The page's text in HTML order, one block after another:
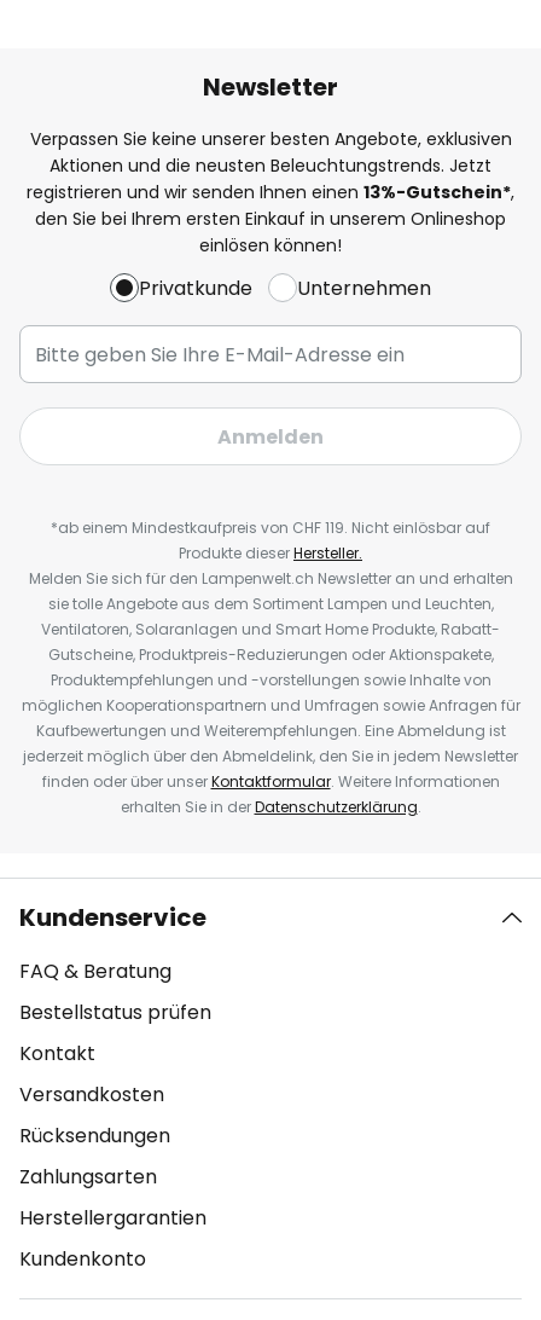
Newsletter
Verpassen Sie keine unserer besten Angebote, exklusiven
Aktionen und die neusten Beleuchtungstrends. Jetzt
registrieren und wir senden Ihnen einen 13%-Gutschein*,
den Sie bei Ihrem ersten Einkauf in unserem Onlineshop
einlösen können!
Privatkunde Unternehmen
Anmelden
*ab einem Mindestkaufpreis von CHF 119. Nicht einlösbar auf
Produkte dieserHersteller.
Melden Sie sich für den Lampenwelt.ch Newsletter an und erhalten
sie tolle Angebote aus dem Sortiment Lampen und Leuchten,
Ventilatoren, Solaranlagen und Smart Home Produkte, Rabatt-
Gutscheine, Produktpreis-Reduzierungen oder Aktionspakete,
Produktempfehlungen und -vorstellungen sowie Inhalte von
möglichen Kooperationspartnern und Umfragen sowie Anfragen für
Kaufbewertungen und Weiterempfehlungen. Eine Abmeldung ist
jederzeit möglich über den Abmeldelink, den Sie in jedem Newsletter
finden oder über unserKontaktformular. Weitere Informationen
erhalten Sie in derDatenschutzerklärung.
Kundenservice
FAQ & Beratung
Bestellstatus prüfen
Kontakt
Versandkosten
Rücksendungen
Zahlungsarten
Herstellergarantien
Kundenkonto